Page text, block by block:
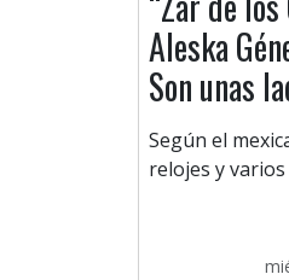
Aleska
Son unas
Según el
relojes y